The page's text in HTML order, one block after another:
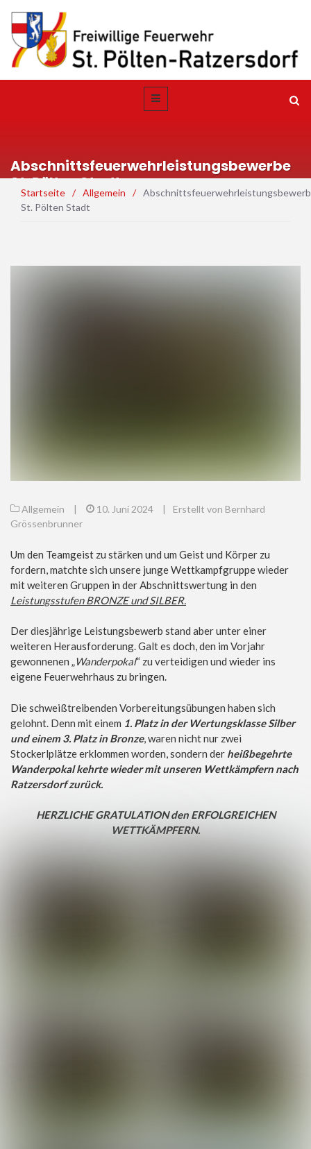
Abschnittsfeuerwehrleistungsbewerbe
St. Pölten Stadt
Startseite / Allgemein /
St. Pölten Stadt
Allgemein | 10. Juni 2024 |
Erstellt von Bernhard
Grössenbrunner
Um den Teamgeist zu stärken und um Geist und Körper zu
fordern, matchte sich unsere junge Wettkampfgruppe wieder
mit weiteren Gruppen in der Abschnittswertung in den
Leistungsstufen BRONZE und SILBER.
Der diesjährige Leistungsbewerb stand aber unter einer
weiteren Herausforderung. Galt es doch, den im Vorjahr
gewonnenen „Wanderpokal“ zu verteidigen und wieder ins
eigene Feuerwehrhaus zu bringen.
Die schweißtreibenden Vorbereitungsübungen haben sich
gelohnt. Denn mit einem 1. Platz in der Wertungsklasse Silber
und einem 3. Platz in Bronze, waren nicht nur zwei
Stockerlplätze erklommen worden, sondern der heißbegehrte
Wanderpokal kehrte wieder mit unseren Wettkämpfern nach
Ratzersdorf zurück.
HERZLICHE GRATULATION den ERFOLGREICHEN
WETTKÄMPFERN.